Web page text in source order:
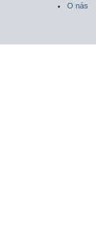
O nás